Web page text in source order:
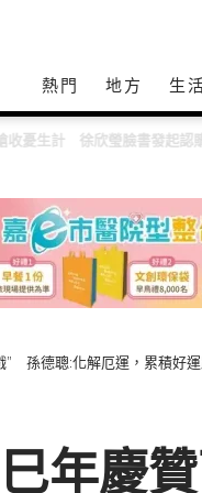
熱門 地方 生
憂生計 徐欣瑩臉書發起認購
孫德聰:化解厄運，累積好運
年慶